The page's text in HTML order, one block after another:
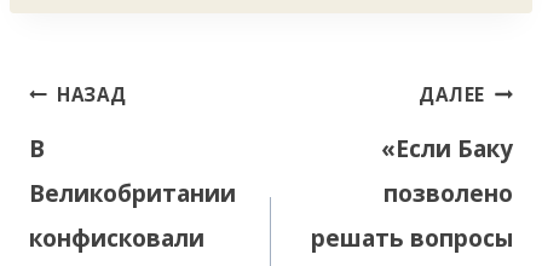
Навигация
записям
НАЗАД
В
Великобритании
конфисковали
ДАЛЕЕ
«Если Баку
позволено
решать вопросы